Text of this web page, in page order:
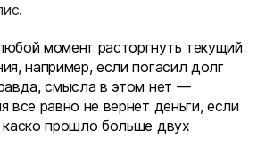
момент расторгнуть текущий
например, если погасил долг
смысла в этом нет —
все равно не вернет деньги, если
прошло больше двух